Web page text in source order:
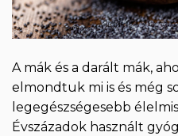
A mák és a darált mák,
elmondtuk mi is és még
legegészségesebb
Évszázadok használt